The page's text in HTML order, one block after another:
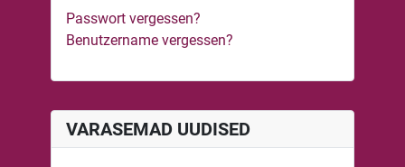
VARASEMAD UUDISED
Passwort vergessen?
Benutzername vergessen?